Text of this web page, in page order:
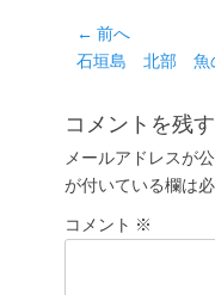
投
稿
ビ
ゲ
ー
シ
← 前へ
前
投
石垣島 北部 魚
コメントを残す
メールアドレスが
が付いている欄は
コメント ※